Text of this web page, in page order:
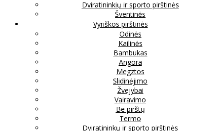
Dviratininkių ir sporto pirštinės
Šventinės
Vyriškos pirštinės
Odinės
Kailinės
Bambukas
Angora
Megztos
Slidinėjimo
Žvejybai
Vairavimo
Be pirštų
Termo
Dviratininkų ir sporto pirštinės